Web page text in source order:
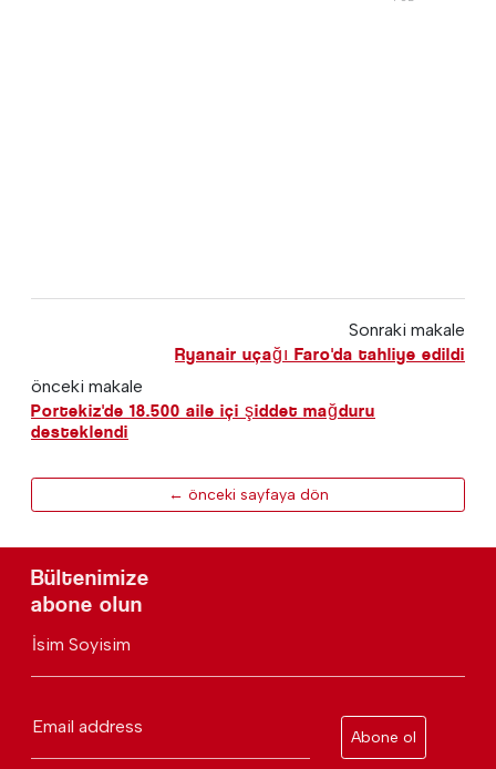
Sonraki makale
Ryanair uçağı Faro'da tahliye edildi
önceki makale
Portekiz'de 18.500 aile içi şiddet mağduru
desteklendi
← önceki sayfaya dön
Bültenimize
abone olun
İsim Soyisim
Email address
Abone ol